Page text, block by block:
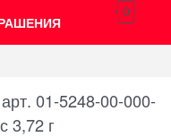
0
01-5248-00-000-
3,72 г